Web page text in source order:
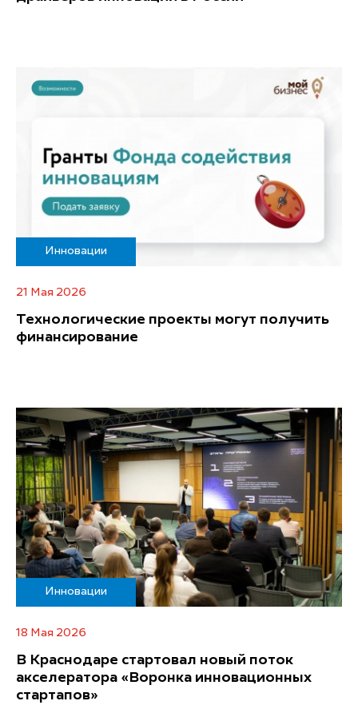
Инновации
21 Мая 2026
Технологические проекты могут получить
финансирование
Инновации
18 Мая 2026
В Краснодаре стартовал новый поток
акселератора «Воронка инновационных
стартапов»